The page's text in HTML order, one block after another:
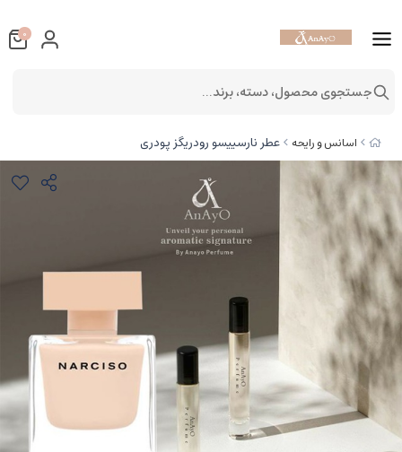
اسانس و رایحه عطر نارسییسو رودریگز پودری
0
جستجوی محصول، دسته، برند...